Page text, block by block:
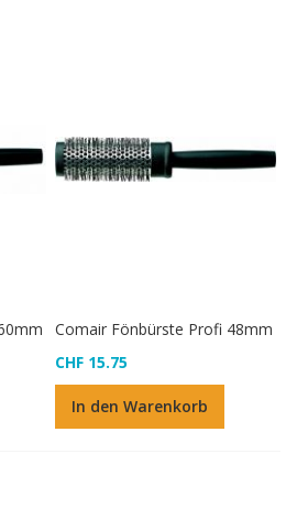
Comair Fönbürste Profi 48mm
CHF 15.75
In den Warenkorb